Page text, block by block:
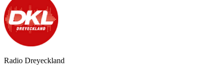
Radio Dreyeckland